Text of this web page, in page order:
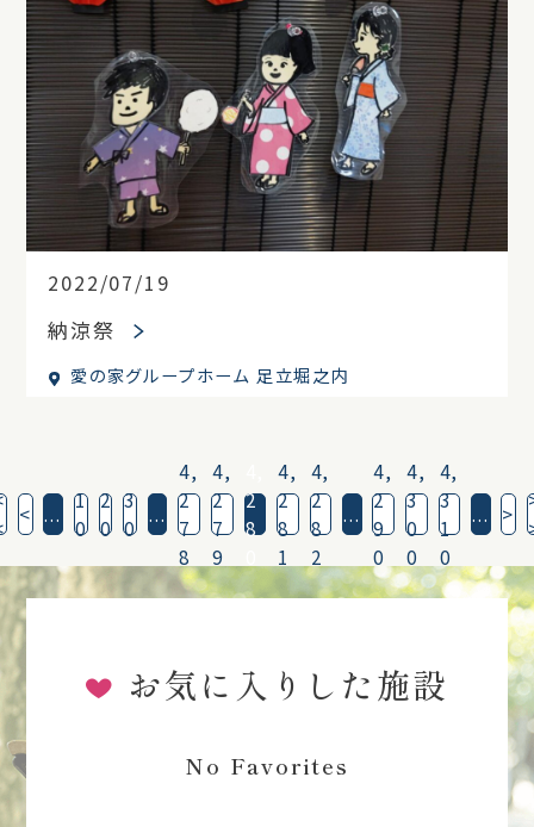
2022/07/19
納涼祭
愛の家グループホーム 足立堀之内
< ...
1
0
2
0
3
0
...
4,
2
7
8
4,
2
7
9
2
8
4,
2
8
1
4,
2
8
2
...
4,
2
9
0
4,
3
0
0
4,
3
1
0
... >
お気に入りした施設
No Favorites